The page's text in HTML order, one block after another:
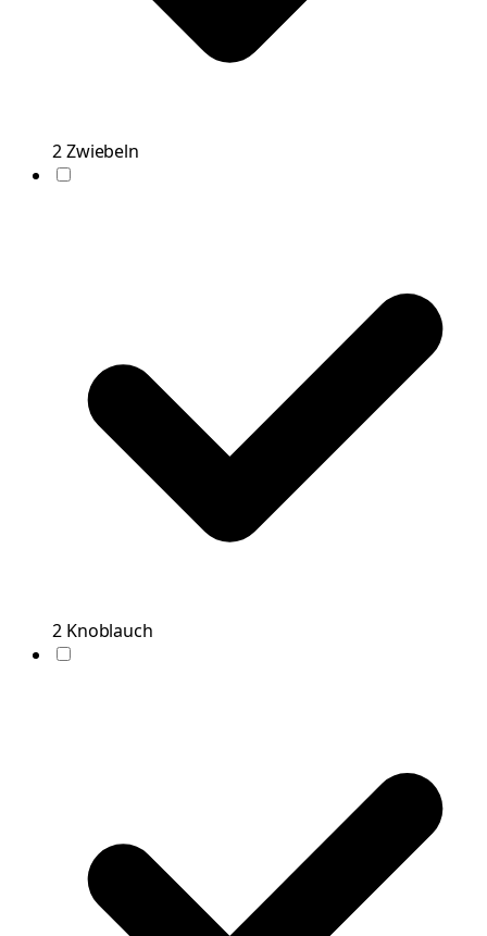
2Zwiebeln
2 Knoblauch